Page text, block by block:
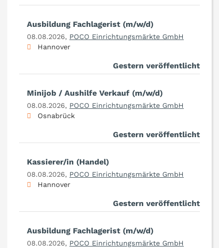
Ausbildung Fachlagerist (m/w/d)
08.08.2026, POCO Einrichtungsmärkte GmbH
Hannover
Gestern veröffentlicht
Minijob / Aushilfe Verkauf (m/w/d)
08.08.2026, POCO Einrichtungsmärkte GmbH
Osnabrück
Gestern veröffentlicht
Kassierer/in (Handel)
08.08.2026, POCO Einrichtungsmärkte GmbH
Hannover
Gestern veröffentlicht
Ausbildung Fachlagerist (m/w/d)
08.08.2026, POCO Einrichtungsmärkte GmbH